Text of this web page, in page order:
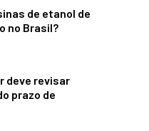
de etanol de
no Brasil?
deve revisar
prazo de